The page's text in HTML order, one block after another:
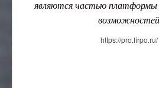
являются частью платформы
https://pro.firpo.ru/